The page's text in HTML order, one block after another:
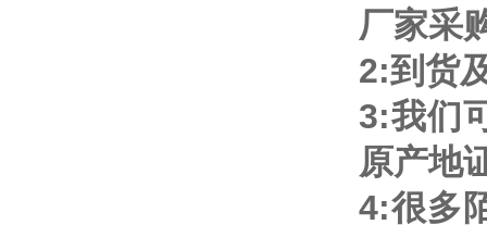
厂家采
2:到货
3:我们
原产地
4:很多